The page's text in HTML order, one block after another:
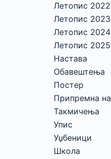
Летопис
Летопис
Летопис
Летопис
Настава
Обавештења
Постер
Припремна
Такмичења
Упис
Уџбеници
Школа